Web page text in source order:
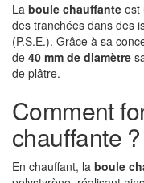
La boule chauffante est
des tranchées dans des
(P.S.E.). Grâce à sa
de 40 mm de diamètre
de plâtre.
Comment
chauffante ?
En chauffant, la boule